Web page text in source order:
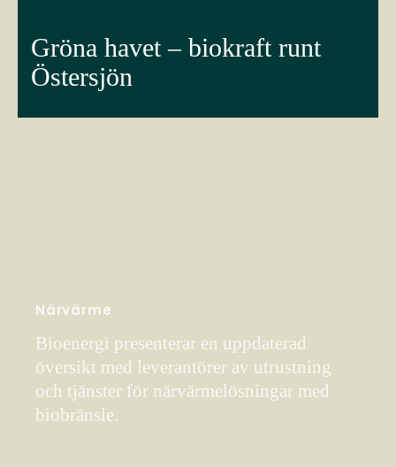
Gröna havet – biokraft runt
Östersjön
Närvärme
Bioenergi presenterar en uppdaterad
översikt med leverantörer av utrustning
och tjänster för närvärmelösningar med
biobränsle.